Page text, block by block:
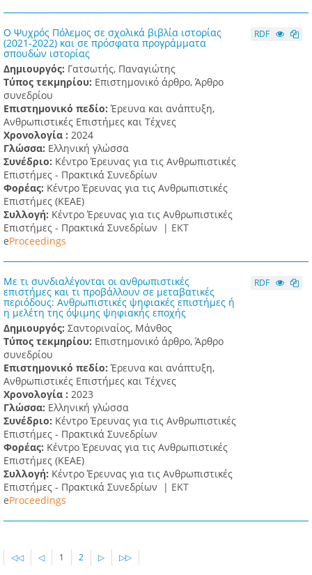
Ο Ψυχρός Πόλεμος σε σχολικά βιβλία ιστορίας
(2021-2022) και σε πρόσφατα προγράμματα
σπουδών ιστορίας
Δημιουργός: Γατσωτής, Παναγιώτης
Τύπος τεκμηρίου: Επιστημονικό άρθρο, Άρθρο
συνεδρίου
Επιστημονικό πεδίο:Έρευνα και ανάπτυξη,
Ανθρωπιστικές Επιστήμες και Τέχνες
Χρονολογία : 2024
Γλώσσα: Ελληνική γλώσσα
Συνέδριο: Κέντρο Έρευνας για τις Ανθρωπιστικές
Επιστήμες - Πρακτικά Συνεδρίων
Φορέας: Κέντρο Έρευνας για τις Ανθρωπιστικές
Επιστήμες (ΚΕΑΕ)
Συλλογή: Κέντρο Έρευνας για τις Ανθρωπιστικές
Επιστήμες - Πρακτικά Συνεδρίων | ΕΚΤ
eProceedings
RDF
Με τι συνδιαλέγονται οι ανθρωπιστικές
επιστήμες και τι προβάλλουν σε μεταβατικές
περιόδους: Ανθρωπιστικές ψηφιακές επιστήμες ή
η μελέτη της όψιμης ψηφιακής εποχής
Δημιουργός: Σαντοριναίος, Μάνθος
Τύπος τεκμηρίου: Επιστημονικό άρθρο, Άρθρο
συνεδρίου
Επιστημονικό πεδίο:Έρευνα και ανάπτυξη,
Ανθρωπιστικές Επιστήμες και Τέχνες
Χρονολογία : 2023
Γλώσσα: Ελληνική γλώσσα
Συνέδριο: Κέντρο Έρευνας για τις Ανθρωπιστικές
Επιστήμες - Πρακτικά Συνεδρίων
Φορέας: Κέντρο Έρευνας για τις Ανθρωπιστικές
Επιστήμες (ΚΕΑΕ)
Συλλογή: Κέντρο Έρευνας για τις Ανθρωπιστικές
Επιστήμες - Πρακτικά Συνεδρίων | ΕΚΤ
eProceedings
RDF
◁◁ ◁ 1 2 ▷ ▷▷